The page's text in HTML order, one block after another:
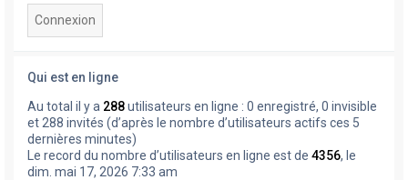
Qui est en ligne
Au total il y a 288utilisateurs en ligne : 0 enregistré, 0 invisible
et 288 invités (d’après le nombre d’utilisateurs actifs ces 5
dernières minutes)
Le record du nombre d’utilisateurs en ligne est de 4356, le
dim. mai 17, 2026 7:33 am